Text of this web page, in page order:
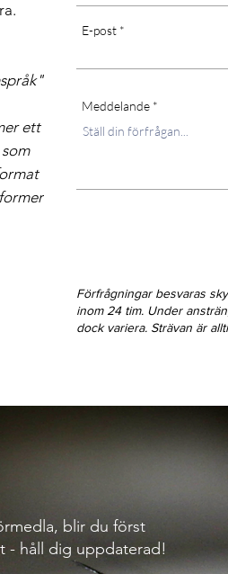
ett
E-post
Meddelande
Förfrågningar besvaras
inom 24 tim. Under
dock variera. Strävan är
blir du först
- håll dig uppdaterad!